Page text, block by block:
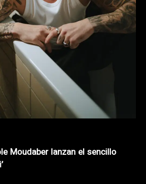
Moudaber lanzan el sencillo